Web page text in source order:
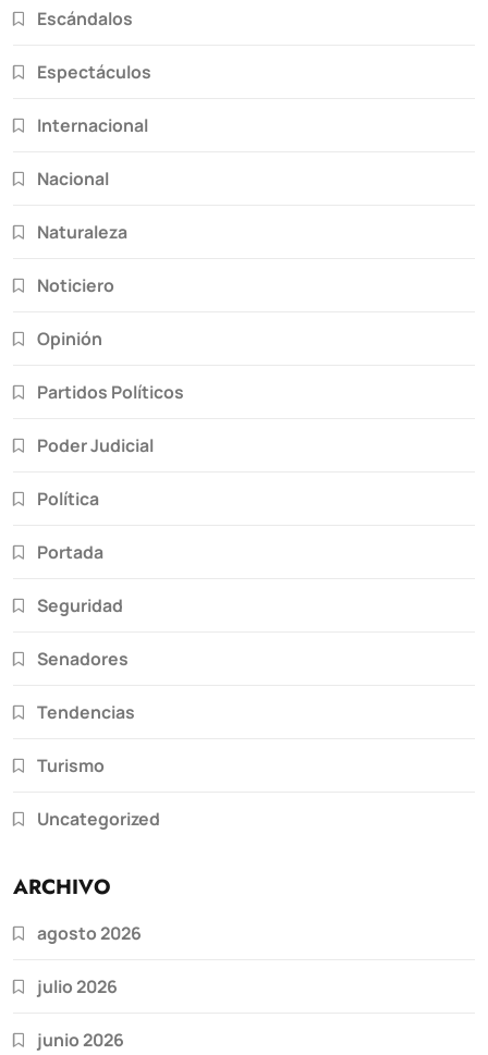
Escándalos
Espectáculos
Internacional
Nacional
Naturaleza
Noticiero
Opinión
Partidos Políticos
Poder Judicial
Política
Portada
Seguridad
Senadores
Tendencias
Turismo
Uncategorized
ARCHIVO
agosto 2026
julio 2026
junio 2026